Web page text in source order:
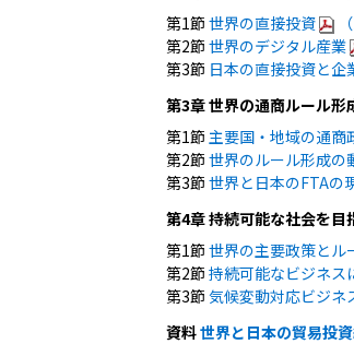
第1節 世界の直接投資
第2節 世界のデジタル産業
第3節 日本の直接投資と企
第3章 世界の通商ルール形
第1節 主要国・地域の通商
第2節 世界のルール形成の
第3節 世界と日本のFTAの
第4章 持続可能な社会を目
第1節 世界の主要政策とル
第2節 持続可能なビジネス
第3節 気候変動対応ビジネ
資料世界と日本の貿易投